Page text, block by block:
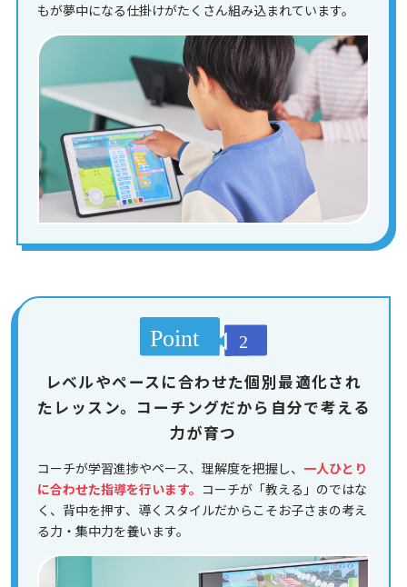
もが夢中になる仕掛けがたくさん組み込まれています。
レベルやペースに合わせた個別最適化され
たレッスン。コーチングだから自分で考える
力が育つ
コーチが学習進捗やペース、理解度を把握し、 一人ひとり
に合わせた指導を行います。 コーチが「教える」のではな
く、背中を押す、導くスタイルだからこそお子さまの考え
る力・集中力を養います。